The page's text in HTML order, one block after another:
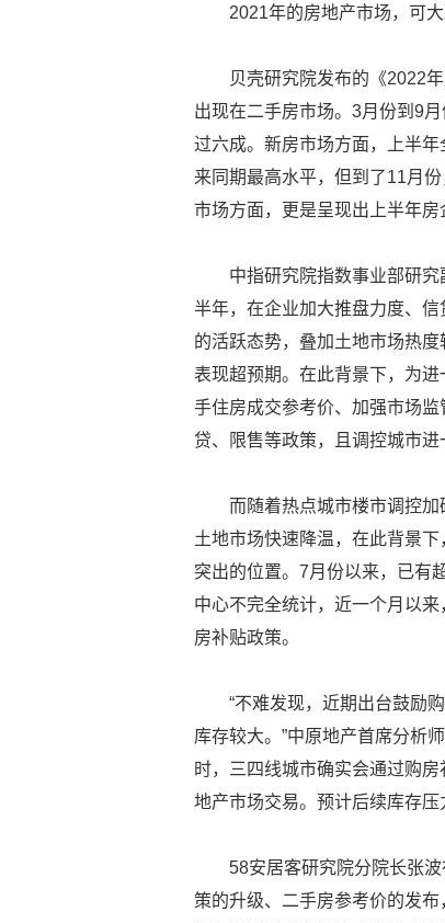
2021年的房地产市场，可大
贝壳研究院发布的《2022
出现在二手房市场。3月份到9
过六成。新房市场方面，上半
来同期最高水平，但到了11月
市场方面，更是呈现出上半年房
中指研究院指数事业部研
半年，在企业加大推盘力度、
的活跃态势，叠加土地市场热
表现超预期。在此背景下，为进
手住房成交参考价、加强市场
贷、限售等政策，且调控城市进
而随着热点城市楼市调控
土地市场快速降温，在此背景
突出的位置。7月份以来，已有
中心不完全统计，近一个月以
房补贴政策。
“不难发现，近期出台鼓励
库存较大。”中原地产首席分析
时，三四线城市确实会通过购
地产市场交易。预计后续库存压
58安居客研究院分院长张
策的升级、二手房参考价的发